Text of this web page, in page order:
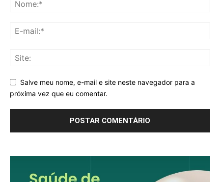
Salve meu nome, e-mail e site neste navegador para a
próxima vez que eu comentar.